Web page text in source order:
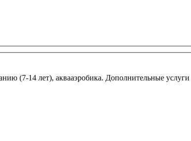
(7-14 лет), аквааэробика. Дополнительные